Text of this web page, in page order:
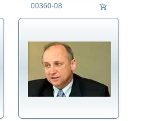
00360-08